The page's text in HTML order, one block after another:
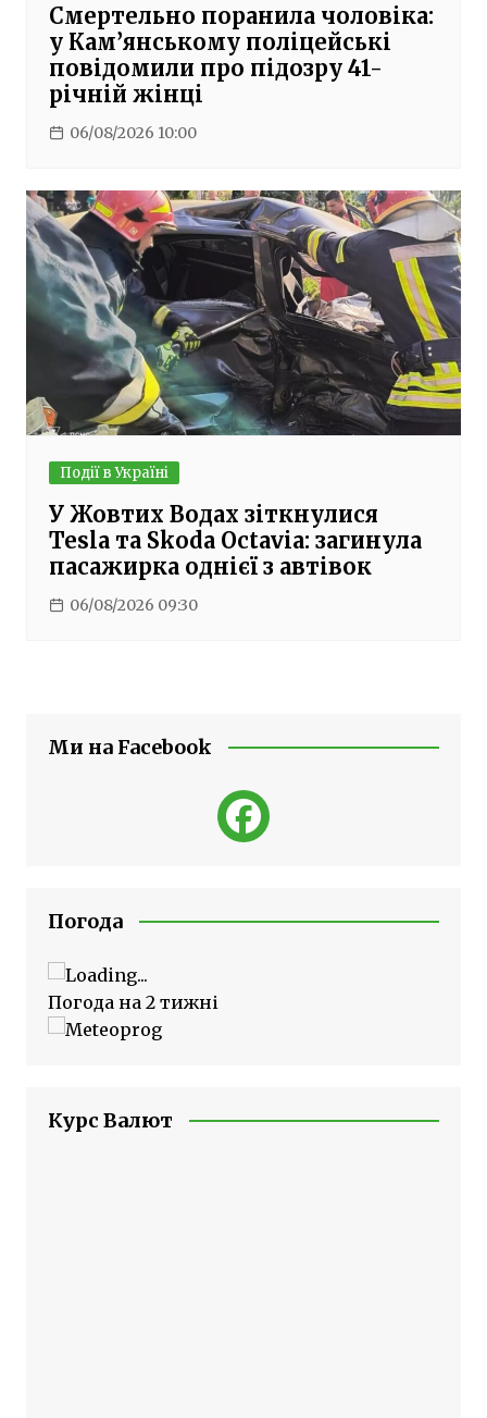
Смертельно поранила чоловіка:
у Кам’янському поліцейські
повідомили про підозру 41-
річній жінці
06/08/2026 10:00
Події в Україні
У Жовтих Водах зіткнулися
Tesla та Skoda Octavia: загинула
пасажирка однієї з автівок
06/08/2026 09:30
Ми на Facebook
Погода
Погода на 2 тижні
Курс Валют